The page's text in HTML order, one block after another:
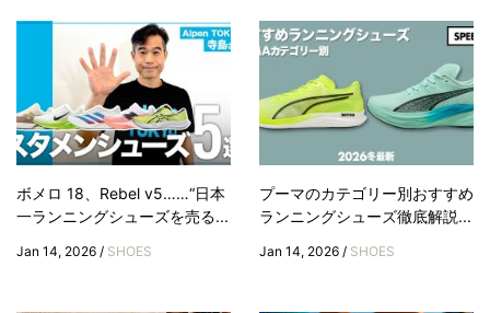
ボメロ 18、Rebel v5……“日本
一ランニングシューズを売る...
Jan 14, 2026 / SHOES
プーマのカテゴリー別おすすめ
ランニングシューズ徹底解説...
Jan 14, 2026 / SHOES